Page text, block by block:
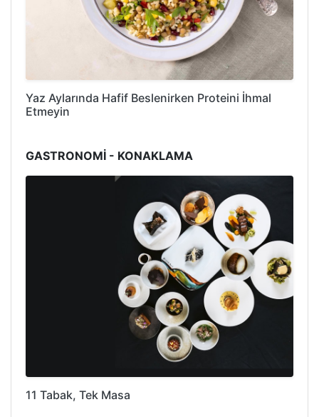
Yaz Aylarında Hafif Beslenirken Proteini İhmal
Etmeyin
GASTRONOMİ - KONAKLAMA
11 Tabak, Tek Masa